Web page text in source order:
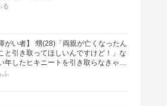
る
がい者】 甥(28)「両親が亡くなったん
と引き取ってほしいんですけど！」な
年したヒキニートを引き取らなきゃい
だ...
ふ